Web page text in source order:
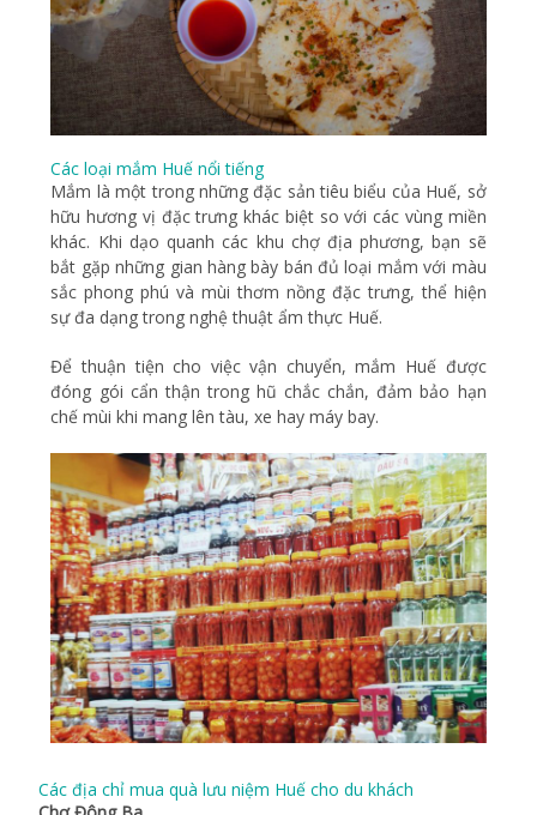
Các loại mắm Huế nổi tiếng
Mắm là một trong những đặc sản tiêu biểu của Huế, sở
hữu hương vị đặc trưng khác biệt so với các vùng miền
khác. Khi dạo quanh các khu chợ địa phương, bạn sẽ
bắt gặp những gian hàng bày bán đủ loại mắm với màu
sắc phong phú và mùi thơm nồng đặc trưng, thể hiện
sự đa dạng trong nghệ thuật ẩm thực Huế.
Để thuận tiện cho việc vận chuyển, mắm Huế được
đóng gói cẩn thận trong hũ chắc chắn, đảm bảo hạn
chế mùi khi mang lên tàu, xe hay máy bay.
Các địa chỉ mua quà lưu niệm Huế cho du khách